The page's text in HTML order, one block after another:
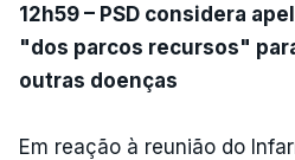
12h59 – PSD considera
"dos parcos recursos"
outras doenças
Em reação à reunião do